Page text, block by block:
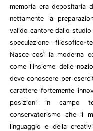
memoria era depositaria
nettamente la
valido cantore dallo
speculazione filosofico-
Nasce così la moderna
come l'insieme delle
deve conoscere per
carattere fortemente
posizioni in campo
conservatorismo che il
linguaggio e della